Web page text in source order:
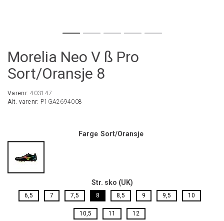
Morelia Neo V ß Pro
Sort/Oransje 8
Varenr:403147
Alt. varenr: P1GA2694008
Farge Sort/Oransje
Str. sko (UK)
6,5 7 7,5 8 8,5 9 9,5 10
10,5 11 12